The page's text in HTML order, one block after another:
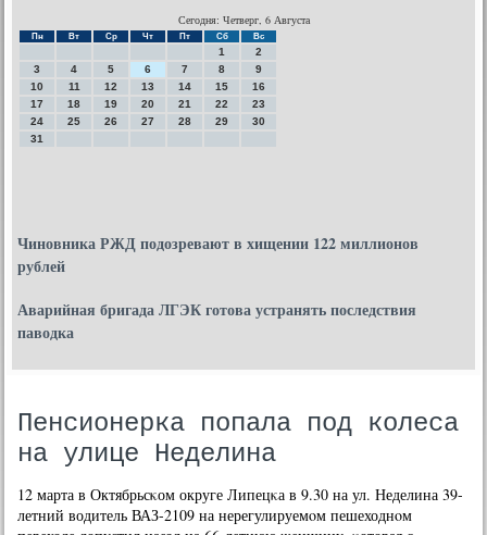
Сегодня: Четверг, 6 Августа
Пн Вт Ср Чт Пт Сб Вс
1
2
3
4 5 6 7 8
9
10
11 12 13 14 15
16
17
18 19 20 21 22
23
24
25 26 27 28 29
30
31
Чиновника РЖД подозревают в хищении 122 миллионов
рублей
Аварийная бригада ЛГЭК готова устранять последствия
паводка
Пенсионерка попала под колеса
на улице Неделина
12 марта в Октябрьсκом округе Липецκа в 9.30 на ул. Неделина 39-
летний водитель ВАЗ-2109 на нерегулируемοм пешеходнοм